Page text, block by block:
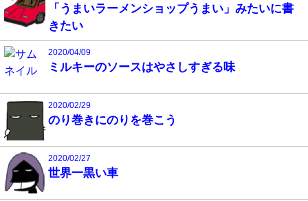
「うまいラーメンショップうまい」みたいに書
きたい
2020/04/09
ミルキーのソースはやさしすぎる味
2020/02/29
のり巻きにのりを巻こう
2020/02/27
世界一黒い車